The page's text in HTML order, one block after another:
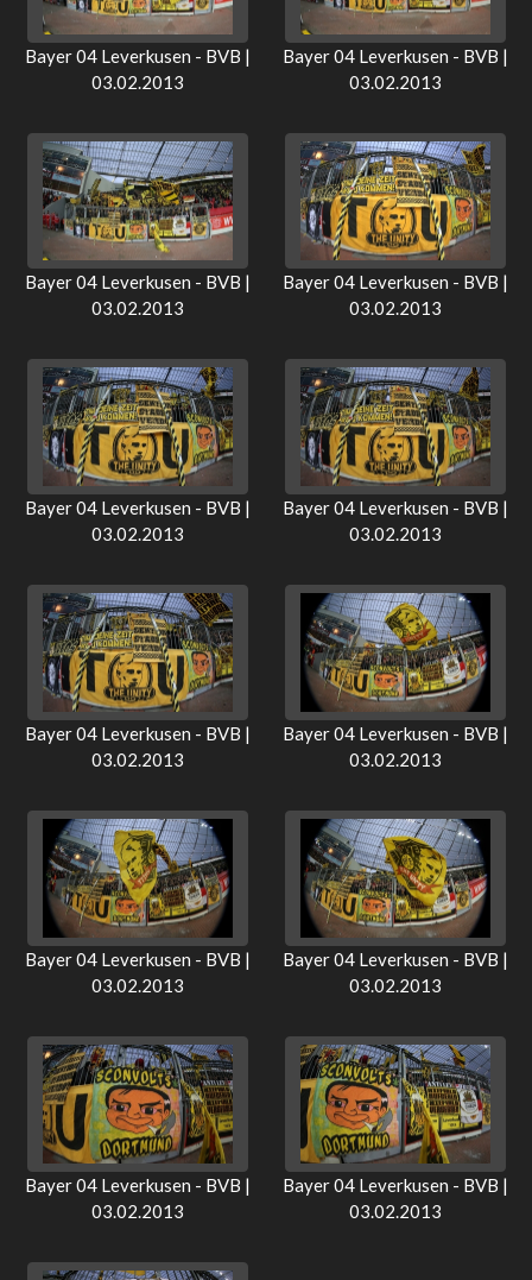
Bayer 04 Leverkusen - BVB |
03.02.2013
Bayer 04 Leverkusen - BVB |
03.02.2013
Bayer 04 Leverkusen - BVB |
03.02.2013
Bayer 04 Leverkusen - BVB |
03.02.2013
Bayer 04 Leverkusen - BVB |
03.02.2013
Bayer 04 Leverkusen - BVB |
03.02.2013
Bayer 04 Leverkusen - BVB |
03.02.2013
Bayer 04 Leverkusen - BVB |
03.02.2013
Bayer 04 Leverkusen - BVB |
03.02.2013
Bayer 04 Leverkusen - BVB |
03.02.2013
Bayer 04 Leverkusen - BVB |
03.02.2013
Bayer 04 Leverkusen - BVB |
03.02.2013